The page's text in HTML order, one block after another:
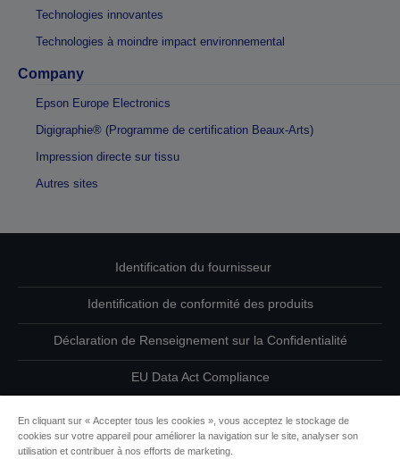
Technologies innovantes
Technologies à moindre impact environnemental
Company
Epson Europe Electronics
Digigraphie® (Programme de certification Beaux-Arts)
Impression directe sur tissu
Autres sites
Identification du fournisseur
Identification de conformité des produits
Déclaration de Renseignement sur la Confidentialité
EU Data Act Compliance
Informations sur les cookies
En cliquant sur « Accepter tous les cookies », vous acceptez le stockage de
cookies sur votre appareil pour améliorer la navigation sur le site, analyser son
utilisation et contribuer à nos efforts de marketing.